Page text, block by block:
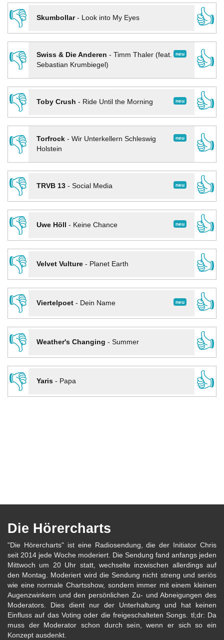
👎
Skumbollar- Look into My Eyes
👍
👎
neu
Swiss & Die Anderen - Timm Thaler (feat.
Sebastian Krumbiegel)
👍
👎
neu
Toby Crush - Ride Until the Morning
👍
👎
neu
Torfrock- Wir Unterkellern Schleswig
Holstein
👍
👎
neu
TRVB 13- Social Media
👍
👎
neu
Uwe Höll - Keine Chance
👍
👎
Velvet Vulture- Planet Earth
👍
👎
neu
Viertelpoet- Dein Name
👍
👎
Weather's Changing - Summer
👍
👎
Yaris- Papa 👍
Die Hörercharts
"Die Hörercharts" ist eine Radiosendung, die der Initiator Chris
seit 2014 jede Woche moderiert. Die Sendung fand anfangs jeden
Mittwoch um 20 Uhr statt, wechselte inzwischen allerdings auf
den Montag. Moderiert wird die Sendung nicht streng und seriös
wie eine normale Chartsshow, sondern immer mit einem kleinen
Augenzwinkern und den persönlichen Zu- und Abneigungen des
Moderators. Dies dient nur der Unterhaltung und hat keinen
Einfluss auf das Voting oder die freigeschalteten Songs. tl;dr: Da
muss der Moderator schon durch sein, wenn er sich so ein
Konzept ausdenkt.